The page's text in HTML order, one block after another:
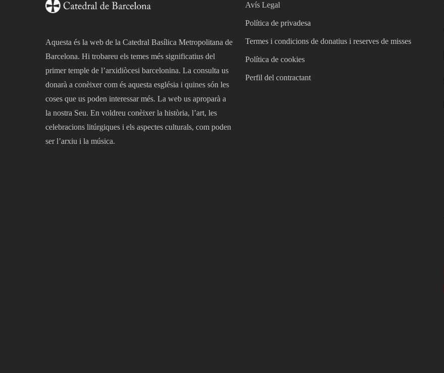
Aquesta és la web de la Catedral Basílica Metropolitana de
Barcelona. Hi trobareu els temes més significatius del
primer temple de l’arxidiòcesi barcelonina. La consulta us
donarà a conèixer com és aquesta església i quines són les
coses que us poden interessar més. La web us aproparà a
la nostra Seu. En voldreu conèixer la història, l’art, les
celebracions litúrgiques i els aspectes culturals, com poden
ser l’arxiu i la música.
Avís Legal
Política de privadesa
Termes i condicions de donatius i reserves de misses
Política de cookies
Perfil del contractant